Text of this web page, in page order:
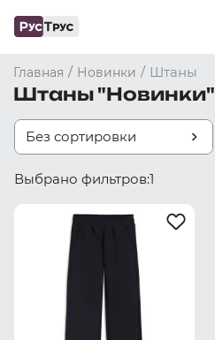
Главная / Новинки / Штаны
Штаны "Новинки"
Без сортировки
Выбрано фильтров:1